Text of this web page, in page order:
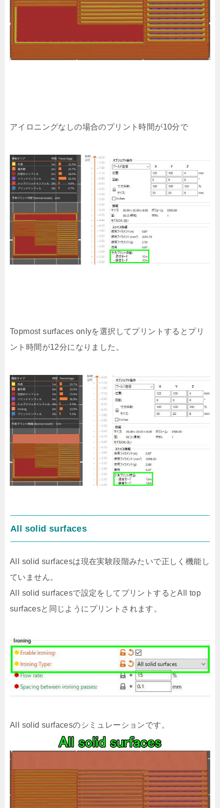
アイロニングなしの場合のプリント時間が10分で
Topmost surfaces onlyを選択してプリントするとプリ
ント時間が12分になりました。
All solid surfaces
All solid surfacesは現在実験段階みたいで正しく機能し
ていません。
All solid surfacesで設定をしてプリントするとAll top
surfacesと同じようにプリントされます。
All solid surfacesのシミュレーションです。